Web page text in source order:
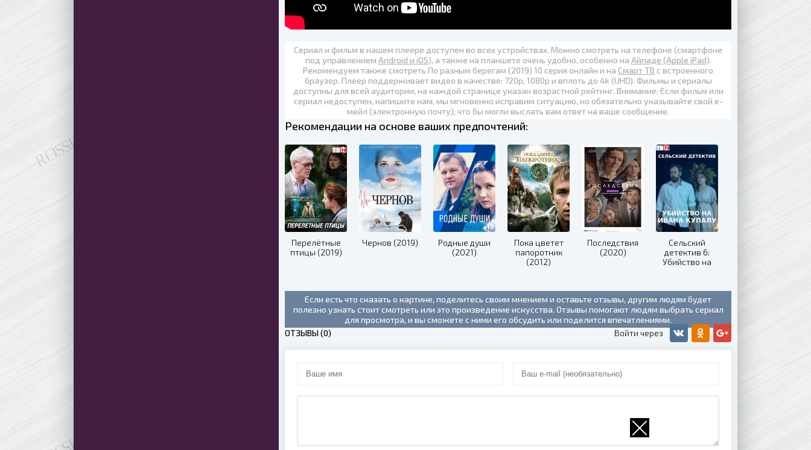
Сериал и фильм в нашем плеере доступен во всех устройствах. Можно смотреть на телефоне (смартфоне
под управлением Android и iOS), а также на планшете очень удобно, особенно на Айпаде (Apple iPad).
Рекомендуем также смотреть По разным берегам (2019) 10 серия онлайн и на Смарт ТВ с встроенного
браузер. Плеер поддерживает видео в качестве: 720p, 1080p и вплоть до 4k (UHD). Фильмы и сериалы
доступны для всей аудитории, на каждой странице указан возрастной рейтинг. Внимание: Если фильм или
сериал недоступен, напишите нам, мы мгновенно исправим ситуацию, но обязательно указывайте свой е-
мейл (электронную почту), что бы могли выслать вам ответ на ваше сообщение.
Рекомендации на основе ваших предпочтений:
Перелётные
птицы (2019)
Чернов (2019)
Родные души
(2021)
Пока цветет
папоротник
(2012)
Последствия
(2020)
Сельский
детектив 6:
Убийство на
Если есть что сказать о картине, поделитесь своим мнением и оставьте отзывы, другим людям будет
полезно узнать стоит смотреть или это произведение искусства. Отзывы помогают людям выбрать сериал
для просмотра, и вы сможете с ними его обсудить или поделится впечатлениями.
ОТЗЫВЫ (0)